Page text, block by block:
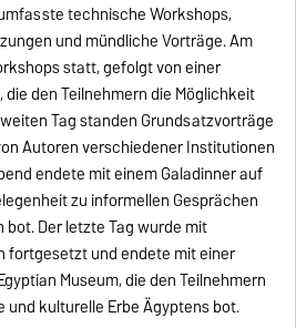
technische Workshops,
und mündliche Vorträge. Am
statt, gefolgt von einer
den Teilnehmern die Möglichkeit
Tag standen Grundsatzvorträge
Autoren verschiedener Institutionen
endete mit einem Galadinner auf
zu informellen Gesprächen
Der letzte Tag wurde mit
fortgesetzt und endete mit einer
Museum, die den Teilnehmern
und kulturelle Erbe Ägyptens bot.